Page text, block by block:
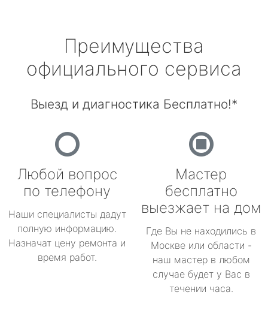
Преимущества
официального сервиса
Выезд и диагностика Бесплатно!*
Любой вопрос
по телефону
Наши специалисты дадут
полную информацию.
Назначат цену ремонта и
время работ.
Мастер
бесплатно
выезжает на дом
Где Вы не находились в
Москве или области -
наш мастер в любом
случае будет у Вас в
течении часа.